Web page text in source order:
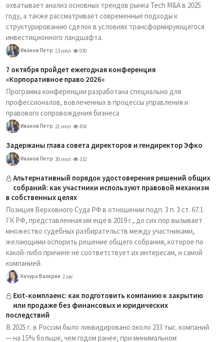
охватывает анализ основных трендов рынка Tech M&A в 2025
году, а также рассматривает современные подходы к
структурированию сделок в условиях трансформирующегося
инвестиционного ландшафта.
Иванов Петр 13 июл 930
7 октября пройдет ежегодная конференция
«Корпоративное право 2026»
Программа конференции разработана специально для
профессионалов, вовлеченных в процессы управления и
правового сопровождения бизнеса
Иванов Петр 21 июл 454
Задержаны глава совета директоров и гендиректор Эфко
Иванов Петр 30 июл 332
Альтернативный порядок удостоверения решений общих
собраний: как участники используют правовой механизм
в собственных целях
Позиция Верховного Суда РФ в отношении подп. 3 п. 3 ст. 67.1
ГК РФ, представленная им еще в 2019 г., до сих пор вызывает
множество судебных разбирательств между участниками,
желающими оспорить решение общего собрания, которое по
какой-либо причине не соответствует их интересам, и самой
компанией.
Качура Валерия 2 авг
Exit-комплаенс: как подготовить компанию к закрытию
или продаже без финансовых и юридических
последствий
В 2025 г. в России было ликвидировано около 233 тыс. компаний
— на 15% больше, чем годом ранее, при минимальном